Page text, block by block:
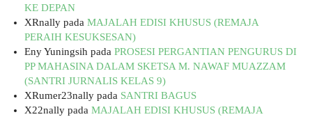
KE DEPAN
XRnally pada MAJALAH EDISI KHUSUS (REMAJA
PERAIH KESUKSESAN)
Eny Yuningsih pada PROSESI PERGANTIAN PENGURUS DI
PP MAHASINA DALAM SKETSA M. NAWAF MUAZZAM
(SANTRI JURNALIS KELAS 9)
XRumer23nally pada SANTRI BAGUS
X22nally pada MAJALAH EDISI KHUSUS (REMAJA